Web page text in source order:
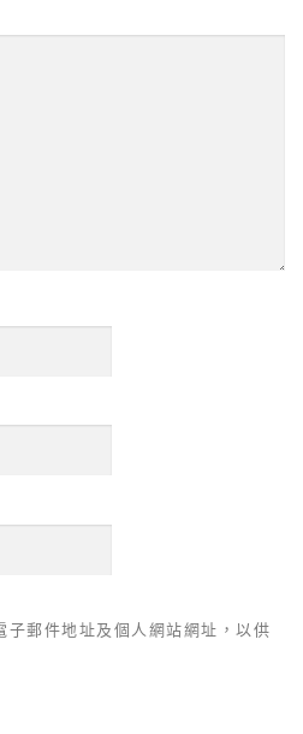
子郵件地址及個人網站網址，以供